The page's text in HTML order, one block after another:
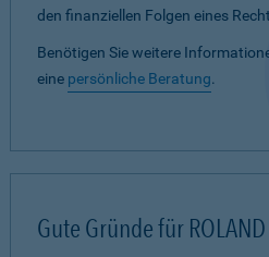
den finanziellen Folgen eines
Benötigen Sie weitere
eine persönliche Beratung.
Gute Gründe für ROLAND